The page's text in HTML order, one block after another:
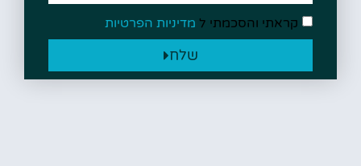
קראתי והסכמתי ל מדיניות הפרטיות
שלח